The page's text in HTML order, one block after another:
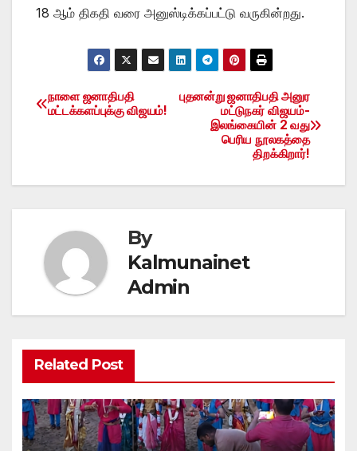
18 ஆம் திகதி வரை அனுஸ்டிக்கப்பட்டு வருகின்றது.
Post
புதனன்று ஜனாதிபதி அனுர
மட்டுநகர் விஜயம்-
இலங்கையின் 2 வது
பெரிய நூலகத்தை
திறக்கிறார்!
நாளை ஜனாதிபதி
மட்டக்களப்புக்கு விஜயம்!
By
Kalmunainet
Admin
Related Post